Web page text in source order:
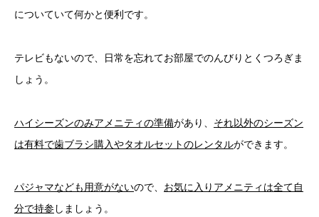
についていて何かと便利です。
テレビもないので、日常を忘れてお部屋でのんびりとくつろぎま
しょう。
ハイシーズンのみアメニティの準備があり、 それ以外のシーズン
は有料で歯ブラシ購入やタオルセットのレンタルができます。
パジャマなども用意がないので、 お気に入りアメニティは全て自
分で持参 しましょう。